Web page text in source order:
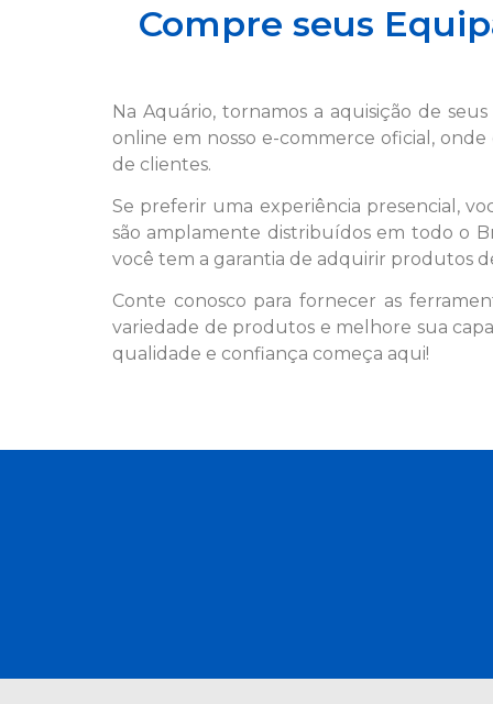
Compre seus
Na Aquário, tornamos a aquisição de
online em nosso e-commerce oficial,
de clientes.
Se preferir uma experiência presencial,
são amplamente distribuídos em todo o
você tem a garantia de adquirir produtos
Conte conosco para fornecer as
variedade de produtos e melhore sua
qualidade e confiança começa aqui!